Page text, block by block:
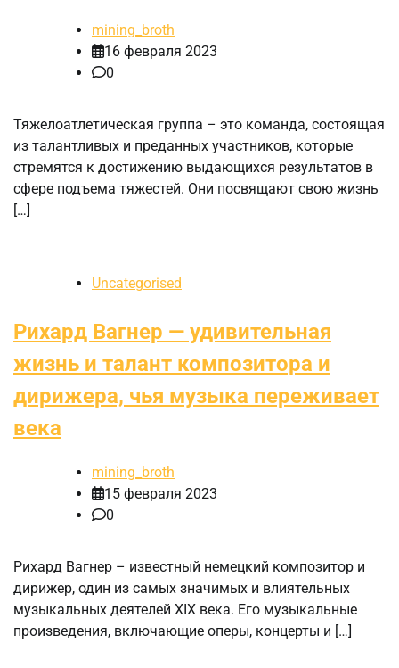
mining_broth
16 февраля 2023
0
Тяжелоатлетическая группа – это команда, состоящая
из талантливых и преданных участников, которые
стремятся к достижению выдающихся результатов в
сфере подъема тяжестей. Они посвящают свою жизнь
[…]
Uncategorised
Рихард Вагнер — удивительная
жизнь и талант композитора и
дирижера, чья музыка переживает
века
mining_broth
15 февраля 2023
0
Рихард Вагнер – известный немецкий композитор и
дирижер, один из самых значимых и влиятельных
музыкальных деятелей XIX века. Его музыкальные
произведения, включающие оперы, концерты и […]